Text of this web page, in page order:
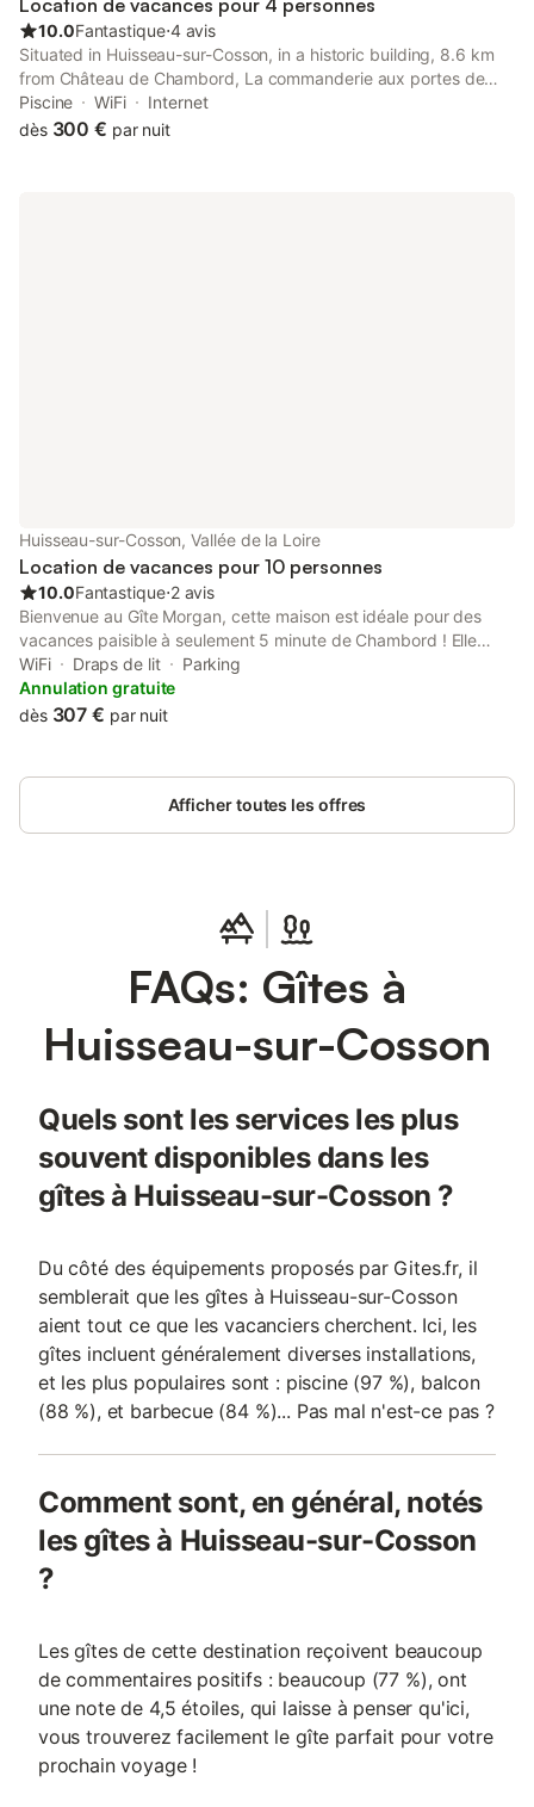
Location de vacances pour 4 personnes
10.0Fantastique⋅4 avis
Situated in Huisseau-sur-Cosson, in a historic building, 8.6 km
from Château de Chambord, La commanderie aux portes de
Chambord is a holiday home with pool with a view and garden.
Piscine WiFi
Internet
dès 300 € par nuit
Huisseau-sur-Cosson, Vallée de la Loire
Location de vacances pour 10 personnes
10.0Fantastique⋅2 avis
Bienvenue au Gîte Morgan, cette maison est idéale pour des
vacances paisible à seulement 5 minute de Chambord ! Elle
vous offre un espace généreux reparti sur 4 chambres idéal
pour accueillir une famille ou se reposer entre amis.
WiFi Draps de lit
Parking
Annulation gratuite
dès 307 € par nuit
Afficher toutes les offres
FAQs: Gîtes à
Huisseau-sur-Cosson
Quels sont les services les plus
souvent disponibles dans les
gîtes à Huisseau-sur-Cosson ?
Du côté des équipements proposés par Gites.fr, il
semblerait que les gîtes à Huisseau-sur-Cosson
aient tout ce que les vacanciers cherchent. Ici, les
gîtes incluent généralement diverses installations,
et les plus populaires sont : piscine (97 %), balcon
(88 %), et barbecue (84 %)... Pas mal n'est-ce pas ?
Comment sont, en général, notés
les gîtes à Huisseau-sur-Cosson
?
Les gîtes de cette destination reçoivent beaucoup
de commentaires positifs : beaucoup (77 %), ont
une note de 4,5 étoiles, qui laisse à penser qu'ici,
vous trouverez facilement le gîte parfait pour votre
prochain voyage !